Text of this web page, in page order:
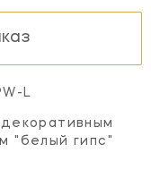
L
"белый гипс"